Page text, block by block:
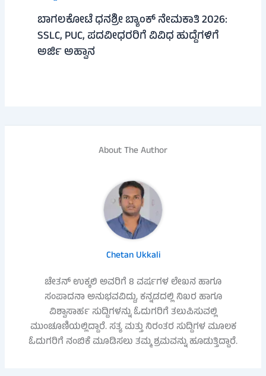
ಬಾಗಲಕೋಟೆ ಧನಶ್ರೀ ಬ್ಯಾಂಕ್ ನೇಮಕಾತಿ 2026:
SSLC, PUC, ಪದವೀಧರರಿಗೆ ವಿವಿಧ ಹುದ್ದೆಗಳಿಗೆ
ಅರ್ಜಿ ಅಹ್ವಾನ
About The Author
Chetan Ukkali
ಚೇತನ್ ಉಕ್ಕಲಿ ಅವರಿಗೆ 8 ವರ್ಷಗಳ ಲೇಖನ ಹಾಗೂ
ಸಂಪಾದನಾ ಅನುಭವವಿದ್ದು, ಕನ್ನಡದಲ್ಲಿ ನಿಖರ ಹಾಗೂ
ವಿಶ್ವಾಸಾರ್ಹ ಸುದ್ದಿಗಳನ್ನು ಓದುಗರಿಗೆ ತಲುಪಿಸುವಲ್ಲಿ
ಮುಂಚೂಣಿಯಲ್ಲಿದ್ದಾರೆ. ಸತ್ಯ ಮತ್ತು ನಿರಂತರ ಸುದ್ದಿಗಳ ಮೂಲಕ
ಓದುಗರಿಗೆ ನಂಬಿಕೆ ಮೂಡಿಸಲು ತಮ್ಮ ಶ್ರಮವನ್ನು ಹೂಡುತ್ತಿದ್ದಾರೆ.